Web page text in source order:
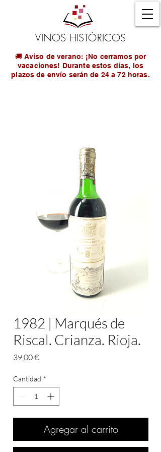
VINOS HISTÓRICOS
🚚 Aviso de verano: ¡No cerramos por
vacaciones! Durante estos días, los
plazos de envío serán de 24 a 72 horas.
1982 | Marqués de
Riscal. Crianza. Rioja.
39,00 €Precio
Cantidad *
Agregar al carrito